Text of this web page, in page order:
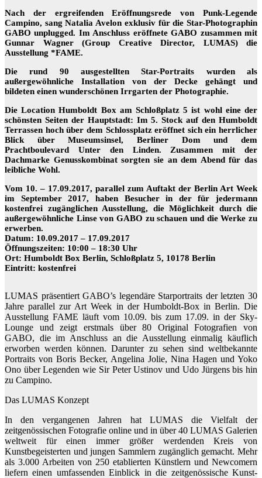
Nach der ergreifenden Eröffnungsrede von Punk-Legende
Campino, sang Natalia Avelon exklusiv für die Star-Photographin
GABO unplugged. Im Anschluss eröffnete GABO zusammen mit
Gunnar Wagner (Group Creative Director, LUMAS) die
Ausstellung *FAME.
Die rund 90 ausgestellten Star-Portraits wurden als
außergewöhnliche Installation von der Decke gehängt und
bildeten einen wunderschönen Irrgarten der Photographie.
Die Location Humboldt Box am Schloßplatz 5 ist wohl eine der
schönsten Seiten der Hauptstadt: Im 5. Stock auf den Humboldt
Terrassen hoch über dem Schlossplatz eröffnet sich ein herrlicher
Blick über Museumsinsel, Berliner Dom und dem
Prachtboulevard Unter den Linden. Zusammen mit der
Dachmarke Genusskombinat sorgten sie an dem Abend für das
leibliche Wohl.
Vom 10. – 17.09.2017, parallel zum Auftakt der Berlin Art Week
im September 2017, haben Besucher in der für jedermann
kostenfrei zugänglichen Ausstellung, die Möglichkeit durch die
außergewöhnliche Linse von GABO zu schauen und die Werke zu
erwerben.
Datum: 10.09.2017 – 17.09.2017
Öffnungszeiten: 10:00 – 18:30 Uhr
Ort: Humboldt Box Berlin, Schloßplatz 5, 10178 Berlin
Eintritt: kostenfrei
LUMAS präsentiert GABO’s legendäre Starportraits der letzten 30
Jahre parallel zur Art Week in der Humboldt-Box in Berlin. Die
Ausstellung FAME läuft vom 10.09. bis zum 17.09. in der Sky-
Lounge und zeigt erstmals über 80 Original Fotografien von
GABO, die im Anschluss an die Ausstellung einmalig käuflich
erworben werden können. Darunter zu sehen sind weltbekannte
Portraits von Boris Becker, Angelina Jolie, Nina Hagen und Yoko
Ono über Legenden wie Sir Peter Ustinov und Udo Jürgens bis hin
zu Campino.
Das LUMAS Konzept
In den vergangenen Jahren hat LUMAS die Vielfalt der
zeitgenössischen Fotografie online und in über 40 LUMAS Galerien
weltweit für einen immer größer werdenden Kreis von
Kunstbegeisterten und jungen Sammlern zugänglich gemacht. Mehr
als 3.000 Arbeiten von 250 etablierten Künstlern und Newcomern
liefern einen umfassenden Einblick in die zeitgenössische Kunst-